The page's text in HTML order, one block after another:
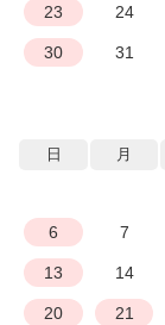
23 24
30 31
日 月
6 7
13 14
20 21